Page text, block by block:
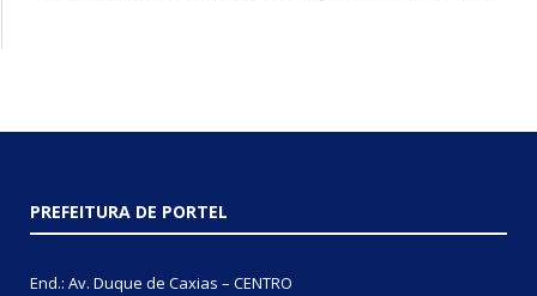
PREFEITURA DE PORTEL
End.: Av. Duque de Caxias – CENTRO